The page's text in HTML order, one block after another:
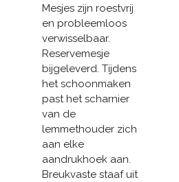
Mesjes zijn roestvrij
en probleemloos
verwisselbaar.
Reservemesje
bijgeleverd. Tijdens
het schoonmaken
past het scharnier
van de
lemmethouder zich
aan elke
aandrukhoek aan.
Breukvaste staaf uit